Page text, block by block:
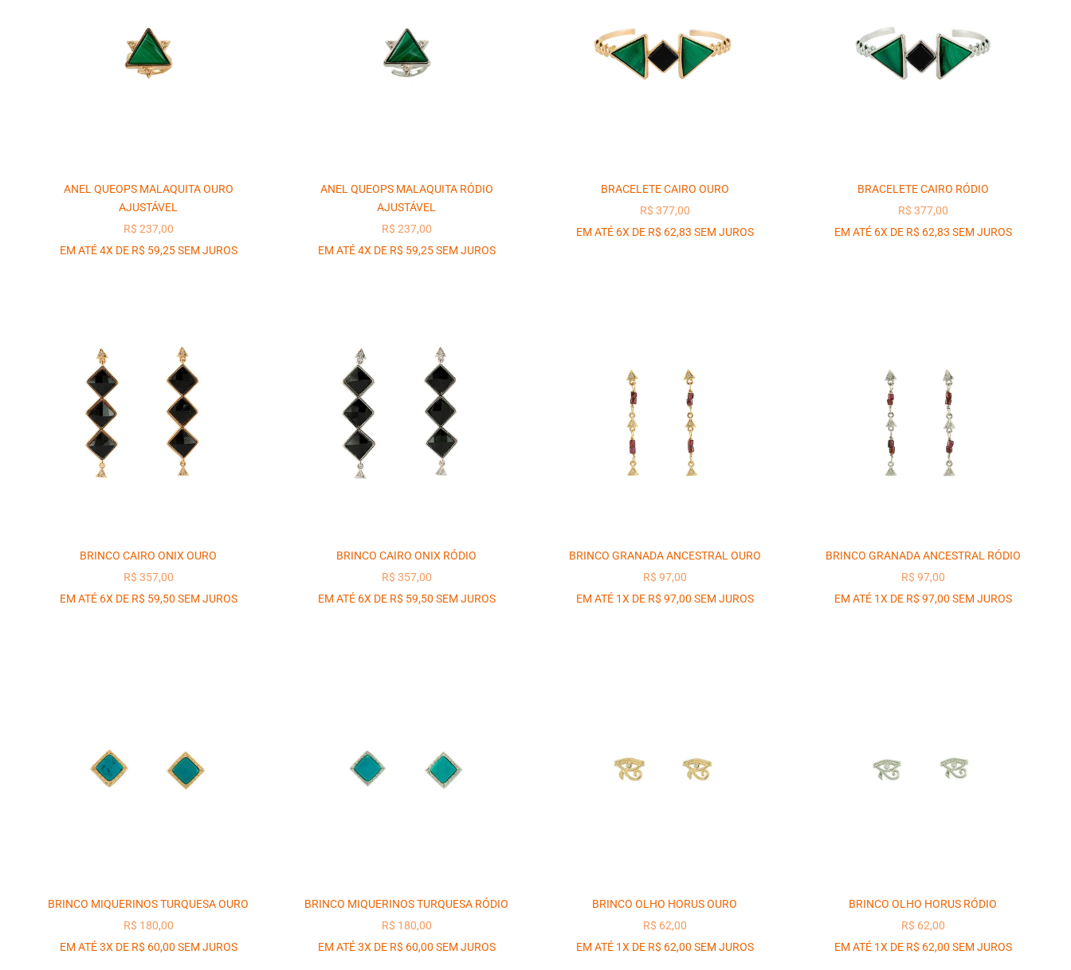
ANEL QUEOPS MALAQUITA OURO
AJUSTÁVEL
PREÇO PROMOCIONAL
R$ 237,00
EM ATÉ 4X DE R$ 59,25 SEM JUROS
ANEL QUEOPS MALAQUITA RÓDIO
AJUSTÁVEL
PREÇO PROMOCIONAL
R$ 237,00
EM ATÉ 4X DE R$ 59,25 SEM JUROS
BRACELETE CAIRO OURO
PREÇO PROMOCIONAL
R$ 377,00
EM ATÉ 6X DE R$ 62,83 SEM JUROS
BRACELETE CAIRO RÓDIO
PREÇO PROMOCIONAL
R$ 377,00
EM ATÉ 6X DE R$ 62,83 SEM JUROS
BRINCO CAIRO ONIX OURO
PREÇO PROMOCIONAL
R$ 357,00
EM ATÉ 6X DE R$ 59,50 SEM JUROS
BRINCO CAIRO ONIX RÓDIO
PREÇO PROMOCIONAL
R$ 357,00
EM ATÉ 6X DE R$ 59,50 SEM JUROS
BRINCO GRANADA ANCESTRAL OURO
PREÇO PROMOCIONAL
R$ 97,00
EM ATÉ 1X DE R$ 97,00 SEM JUROS
BRINCO GRANADA ANCESTRAL RÓDIO
PREÇO PROMOCIONAL
R$ 97,00
EM ATÉ 1X DE R$ 97,00 SEM JUROS
BRINCO MIQUERINOS TURQUESA OURO
PREÇO PROMOCIONAL
R$ 180,00
EM ATÉ 3X DE R$ 60,00 SEM JUROS
BRINCO MIQUERINOS TURQUESA RÓDIO
PREÇO PROMOCIONAL
R$ 180,00
EM ATÉ 3X DE R$ 60,00 SEM JUROS
BRINCO OLHO HORUS OURO
PREÇO PROMOCIONAL
R$ 62,00
EM ATÉ 1X DE R$ 62,00 SEM JUROS
BRINCO OLHO HORUS RÓDIO
PREÇO PROMOCIONAL
R$ 62,00
EM ATÉ 1X DE R$ 62,00 SEM JUROS